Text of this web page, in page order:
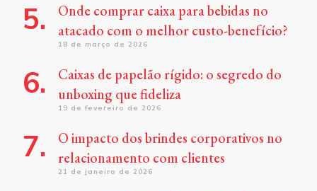
Onde comprar caixa para bebidas no
atacado com o melhor custo-benefício?
18 de março de 2026
Caixas de papelão rígido: o segredo do
unboxing que fideliza
19 de fevereiro de 2026
O impacto dos brindes corporativos no
relacionamento com clientes
21 de janeiro de 2026